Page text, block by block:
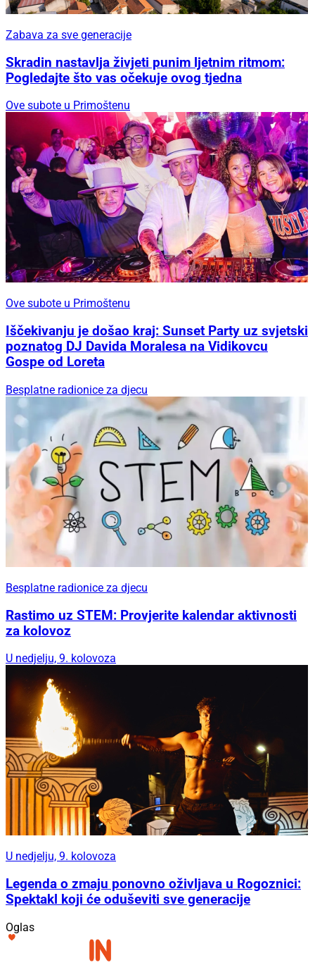
Zabava za sve generacije
Skradin nastavlja živjeti punim ljetnim ritmom:
Pogledajte što vas očekuje ovog tjedna
Ove subote u Primoštenu
Ove subote u Primoštenu
Iščekivanju je došao kraj: Sunset Party uz svjetski
poznatog DJ Davida Moralesa na Vidikovcu
Gospe od Loreta
Besplatne radionice za djecu
Besplatne radionice za djecu
Rastimo uz STEM: Provjerite kalendar aktivnosti
za kolovoz
U nedjelju, 9. kolovoza
U nedjelju, 9. kolovoza
Legenda o zmaju ponovno oživljava u Rogoznici:
Spektakl koji će oduševiti sve generacije
Oglas